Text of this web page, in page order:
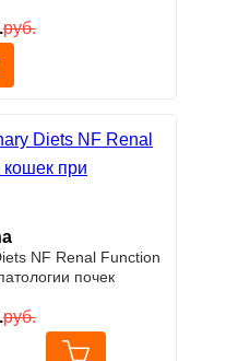
руб.
NF Renal Function
почек
руб.